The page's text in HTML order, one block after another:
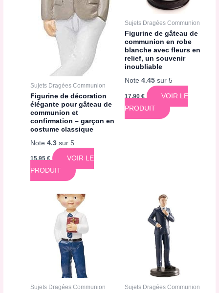
Sujets Dragées Communion
Figurine de décoration
élégante pour gâteau de
communion et
confirmation – garçon en
costume classique
Note4.3 sur 5
15,95€
VOIR LE
PRODUIT
Sujets Dragées Communion
Figurine de gâteau de
communion en robe
blanche avec fleurs en
relief, un souvenir
inoubliable
Note 4.45sur 5
17,90€
VOIR LE
PRODUIT
Sujets Dragées Communion Sujets Dragées Communion